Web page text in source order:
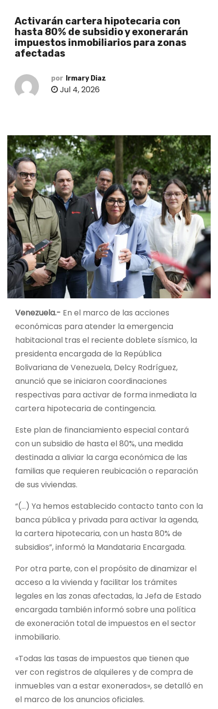
Activarán cartera hipotecaria con
hasta 80% de subsidio y exonerarán
impuestos inmobiliarios para zonas
afectadas
por Irmary Diaz
Jul 4, 2026
Venezuela.- En el marco de las acciones
económicas para atender la emergencia
habitacional tras el reciente doblete sísmico, la
presidenta encargada de la República
Bolivariana de Venezuela, Delcy Rodríguez,
anunció que se iniciaron coordinaciones
respectivas para activar de forma inmediata la
cartera hipotecaria de contingencia.
Este plan de financiamiento especial contará
con un subsidio de hasta el 80%, una medida
destinada a aliviar la carga económica de las
familias que requieren reubicación o reparación
de sus viviendas.
“(…) Ya hemos establecido contacto tanto con la
banca pública y privada para activar la agenda,
la cartera hipotecaria, con un hasta 80% de
subsidios”, informó la Mandataria Encargada.
Por otra parte, con el propósito de dinamizar el
acceso a la vivienda y facilitar los trámites
legales en las zonas afectadas, la Jefa de Estado
encargada también informó sobre una política
de exoneración total de impuestos en el sector
inmobiliario.
«Todas las tasas de impuestos que tienen que
ver con registros de alquileres y de compra de
inmuebles van a estar exonerados», se detalló en
el marco de los anuncios oficiales.